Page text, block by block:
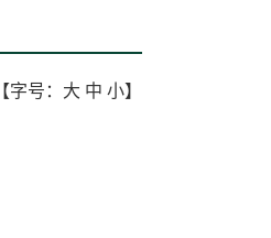
【字号： 大 中 小】